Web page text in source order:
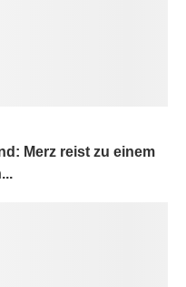
Merz reist zu einem